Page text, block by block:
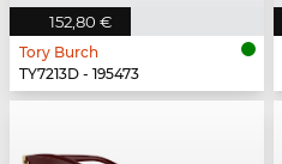
152,80 €
Tory Burch
TY7213D - 195473